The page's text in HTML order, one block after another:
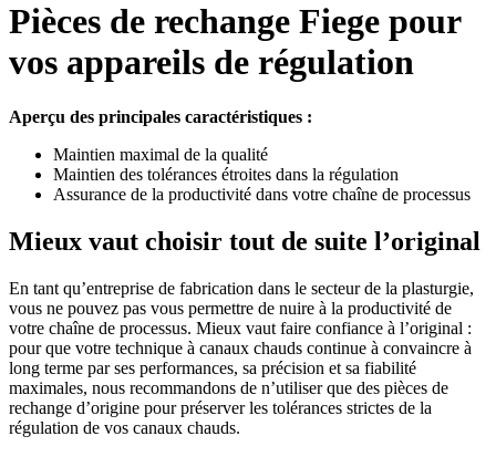
Pièces de rechange Fiege pour
vos appareils de régulation
Aperçu des principales caractéristiques :
Maintien maximal de la qualité
Maintien des tolérances étroites dans la régulation
Assurance de la productivité dans votre chaîne de processus
Mieux vaut choisir tout de suite l’original
En tant qu’entreprise de fabrication dans le secteur de la plasturgie,
vous ne pouvez pas vous permettre de nuire à la productivité de
votre chaîne de processus. Mieux vaut faire confiance à l’original :
pour que votre technique à canaux chauds continue à convaincre à
long terme par ses performances, sa précision et sa fiabilité
maximales, nous recommandons de n’utiliser que des pièces de
rechange d’origine pour préserver les tolérances strictes de la
régulation de vos canaux chauds.